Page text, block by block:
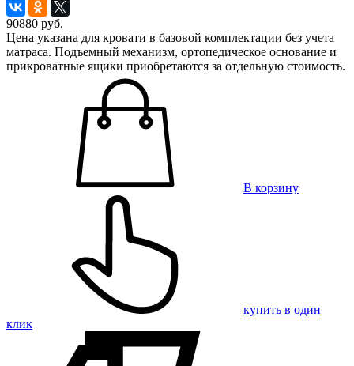
90880 руб.
Цена указана для кровати в базовой комплектации без учета
матраса. Подъемный механизм, ортопедическое основание и
прикроватные ящики приобретаются за отдельную стоимость.
В корзину
купить в один
клик